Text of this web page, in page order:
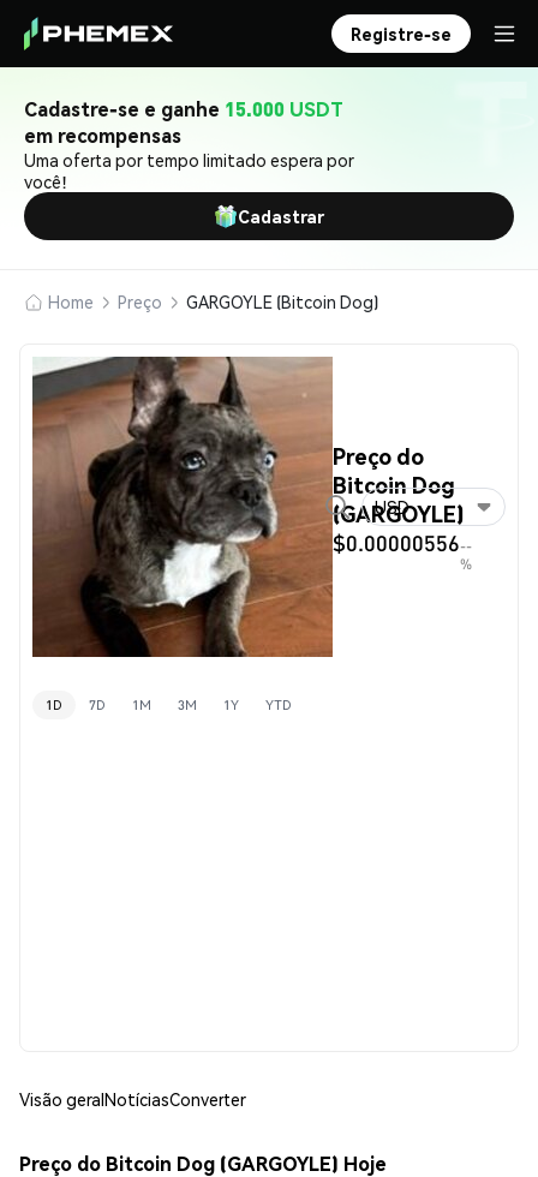
Registre-se
Cadastre-se e ganhe 15.000 USDT
em recompensas
Uma oferta por tempo limitado espera por
você!
Cadastrar
Home Preço GARGOYLE (Bitcoin Dog)
Preço do
Bitcoin Dog
(GARGOYLE)
$0.00000556--
%
USD
1D 7D 1M 3M 1Y YTD
Visão geralNotíciasConverter
Preço do Bitcoin Dog (GARGOYLE) Hoje